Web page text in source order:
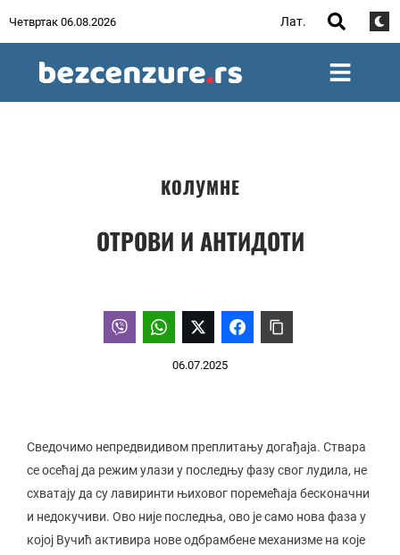
Четвртак 06.08.2026 Лат.
КОЛУМНЕ
ОТРОВИ И АНТИДОТИ
06.07.2025
Сведочимо непредвидивом преплитању догађаја. Ствара
се осећај да режим улази у последњу фазу свог лудила, не
схватају да су лавиринти њиховог поремећаја бесконачни
и недокучиви. Ово није последња, ово је само нова фаза у
којој Вучић активира нове одбрамбене механизме на које